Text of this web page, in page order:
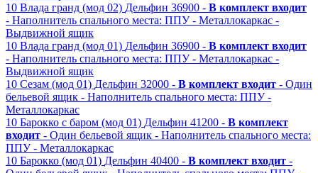
10 Влада гранд (мод 02) Дельфин 36900 - В комплект входит
- Наполнитель спального места: ППУ - Металлокаркас -
Выдвижной ящик
10 Влада гранд (мод 01) Дельфин 36900 - В комплект входит
- Наполнитель спального места: ППУ - Металлокаркас -
Выдвижной ящик
10 Сезам (мод 01) Дельфин 32000 - В комплект входит - Один
бельевой ящик - Наполнитель спального места: ППУ -
Металлокаркас
10 Барокко с баром (мод 01) Дельфин 41200 - В комплект
входит - Один бельевой ящик - Наполнитель спального места:
ППУ - Металлокаркас
10 Барокко (мод 01) Дельфин 40400 - В комплект входит -